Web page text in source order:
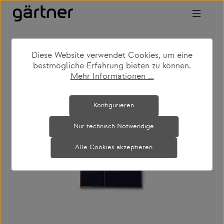
Zum Hauptinhalt springen
shop produkte
accessoires
büroaccessoires
Bildergalerie überspringen
Diese Website verwendet Cookies, um eine
bestmögliche Erfahrung bieten zu können.
Mehr Informationen ...
Nur technisch Notwendige
Konfigurieren
Alle Cookies akzeptieren